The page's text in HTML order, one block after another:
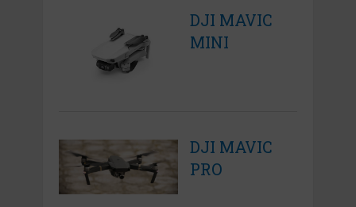
DJI MAVIC
MINI
DJI MAVIC
PRO